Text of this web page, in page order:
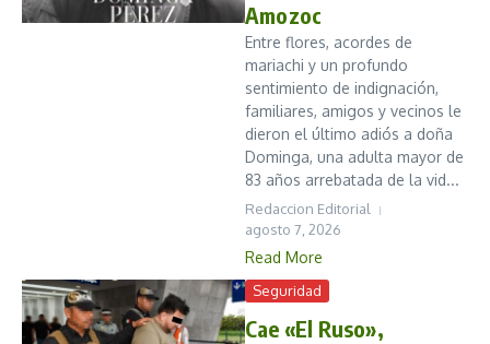
Amozoc
Entre flores, acordes de
mariachi y un profundo
sentimiento de indignación,
familiares, amigos y vecinos le
dieron el último adiós a doña
Dominga, una adulta mayor de
83 años arrebatada de la vid...
Redaccion Editorial
agosto 7, 2026
Read More
Seguridad
Cae «El Ruso»,